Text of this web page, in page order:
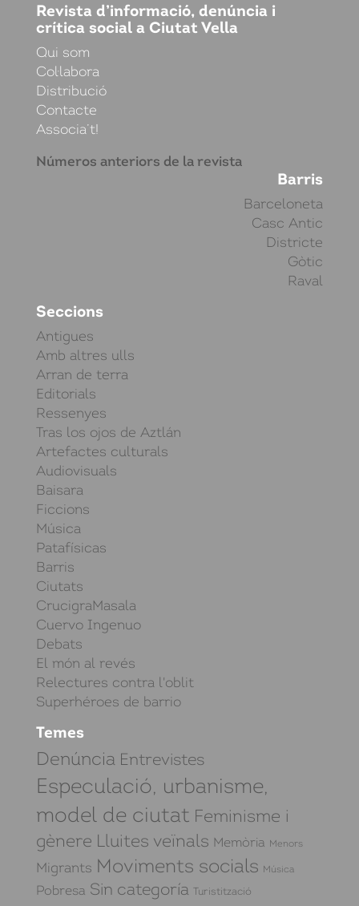
Revista d’informació, denúncia i
crítica social a Ciutat Vella
Qui som
Col·labora
Distribució
Contacte
Associa’t!
Números anteriors de la revista
Barris
Barceloneta
Casc Antic
Districte
Gòtic
Raval
Seccions
Antigues
Amb altres ulls
Arran de terra
Editorials
Ressenyes
Tras los ojos de Aztlán
Artefactes culturals
Audiovisuals
Baisara
Ficcions
Música
Patafísicas
Barris
Ciutats
CrucigraMasala
Cuervo Ingenuo
Debats
El món al revés
Relectures contra l'oblit
Superhéroes de barrio
Temes
Denúncia Entrevistes
Especulació, urbanisme,
model de ciutat Feminisme i
gènere Lluites veïnals Memòria Menors
Migrants Moviments socials Música
Pobresa Sin categoría Turistització